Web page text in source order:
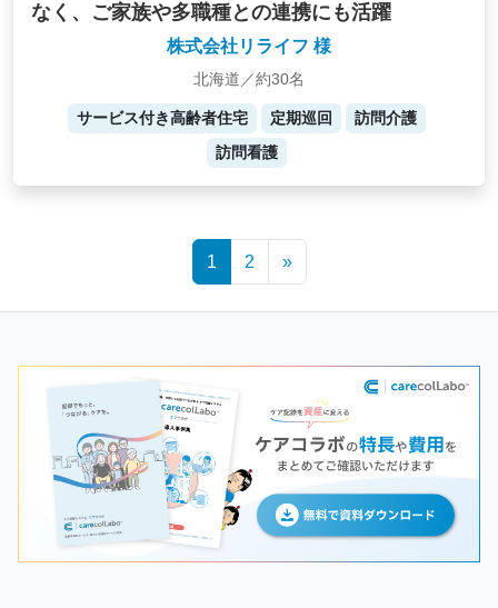
なく、ご家族や多職種との連携にも活躍
株式会社リライフ 様
北海道／約30名
サービス付き高齢者住宅 定期巡回
訪問介護
訪問看護
1 2 »